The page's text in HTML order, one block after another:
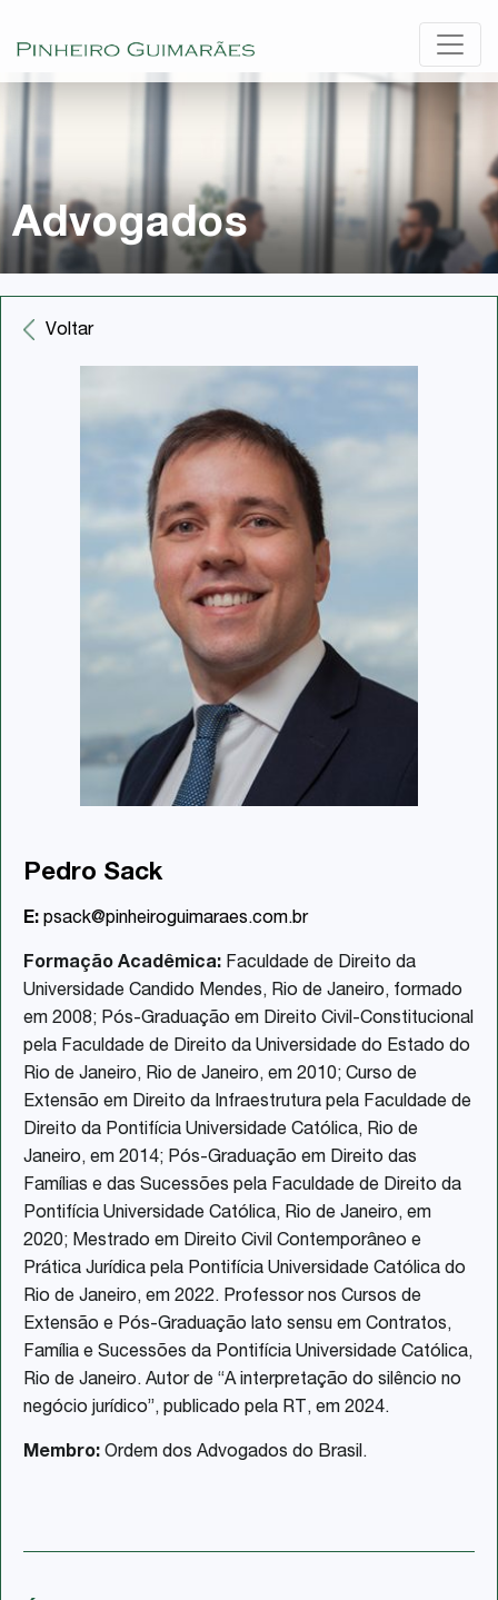
Advogados
Voltar
Pedro Sack
E: psack@pinheiroguimaraes.com.br
Formação Acadêmica: Faculdade de Direito da
Universidade Candido Mendes, Rio de Janeiro, formado
em 2008; Pós-Graduação em Direito Civil-Constitucional
pela Faculdade de Direito da Universidade do Estado do
Rio de Janeiro, Rio de Janeiro, em 2010; Curso de
Extensão em Direito da Infraestrutura pela Faculdade de
Direito da Pontifícia Universidade Católica, Rio de
Janeiro, em 2014; Pós-Graduação em Direito das
Famílias e das Sucessões pela Faculdade de Direito da
Pontifícia Universidade Católica, Rio de Janeiro, em
2020; Mestrado em Direito Civil Contemporâneo e
Prática Jurídica pela Pontifícia Universidade Católica do
Rio de Janeiro, em 2022. Professor nos Cursos de
Extensão e Pós-Graduação lato sensu em Contratos,
Família e Sucessões da Pontifícia Universidade Católica,
Rio de Janeiro. Autor de “A interpretação do silêncio no
negócio jurídico”, publicado pela RT, em 2024.
Membro: Ordem dos Advogados do Brasil.